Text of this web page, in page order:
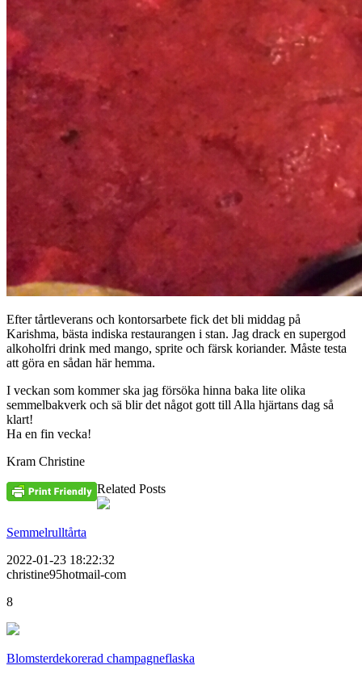
Efter tårtleverans och kontorsarbete fick det bli middag på
Karishma, bästa indiska restaurangen i stan. Jag drack en supergod
alkoholfri drink med mango, sprite och färsk koriander. Måste testa
att göra en sådan här hemma.
I veckan som kommer ska jag försöka hinna baka lite olika
semmelbakverk och sä blir det något gott till Alla hjärtans dag så
klart!
Ha en fin vecka!
Kram Christine
Related Posts
Semmelrulltårta
2022-01-23 18:22:32
christine95hotmail-com
8
Blomsterdekorerad champagneflaska